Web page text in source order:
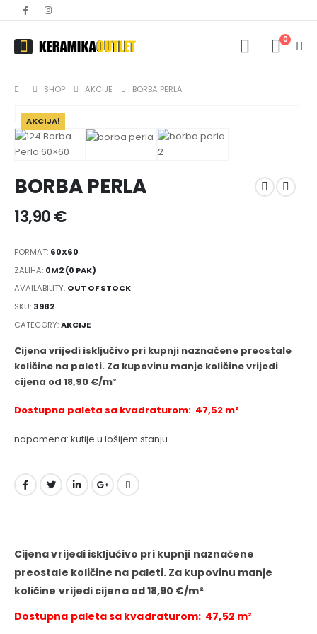
0
SHOP AKCIJE BORBA PERLA
AKCIJA!
BORBA PERLA
13,90€
FORMAT: 60X60
ZALIHA: 0M2 (0 PAK)
AVAILABILITY: OUT OF STOCK
SKU: 3982
CATEGORY:AKCIJE
Cijena vrijedi isključivo pri kupnji naznačene preostale
količine na paleti. Za kupovinu manje količine vrijedi
cijena od 18,90 €/m²
Dostupna paleta sa kvadraturom: 47,52 m²
napomena: kutije u lošijem stanju
Cijena vrijedi isključivo pri kupnji naznačene
preostale količine na paleti. Za kupovinu manje
količine vrijedi cijena od 18,90 €/m²
Dostupna paleta sa kvadraturom: 47,52 m²